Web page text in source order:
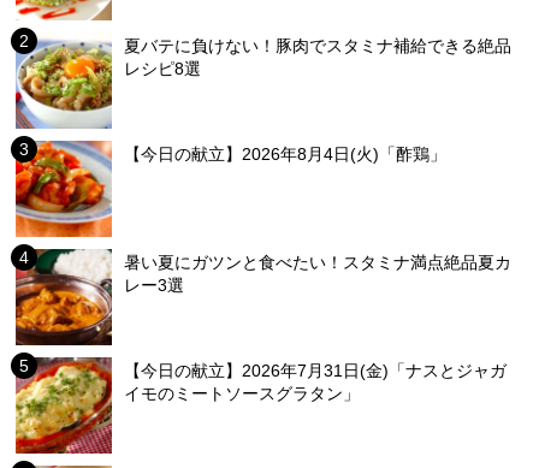
夏バテに負けない！豚肉でスタミナ補給できる絶品
レシピ8選
【今日の献立】2026年8月4日(火)「酢鶏」
暑い夏にガツンと食べたい！スタミナ満点絶品夏カ
レー3選
【今日の献立】2026年7月31日(金)「ナスとジャガ
イモのミートソースグラタン」